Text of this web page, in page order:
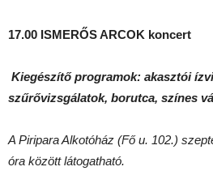
17.00 ISMERŐS ARCOK koncert
Kiegészítő programok: akasztói
szűrővizsgálatok, borutca, színes
A Piripara Alkotóház (Fő u. 102.)
óra között látogatható.